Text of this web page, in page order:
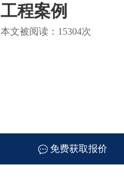
工程案例
本文被阅读：15304次
免费获取报价